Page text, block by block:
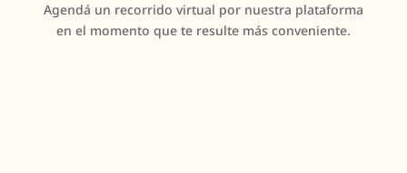
Agendá un recorrido virtual por nuestra plataforma
en el momento que te resulte más conveniente.